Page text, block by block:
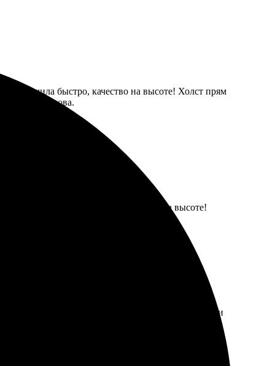
Получила быстро, качество на высоте! Холст прям
снова.
цвета яркие, качество на высоте!
заняло всего пару минут. Служба поддержки
все детали. Рекомендую!